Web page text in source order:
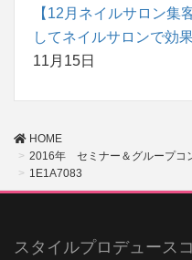
【12月ネイルサロン集
してネイルサロンで効
11月15日
HOME
2016年 セミナー＆グループコ
1E1A7083
スタイルプロデュース